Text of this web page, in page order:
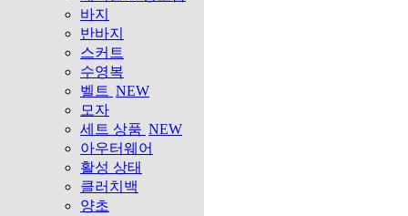
바지
반바지
스커트
수영복
벨트 NEW
모자
세트 상품 NEW
아우터웨어
활성 상태
클러치백
양초